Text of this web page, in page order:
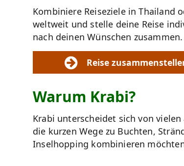
Kombiniere Reiseziele in Thailand
weltweit und stelle deine Reise
nach deinen Wünschen zusammen.
Reise
Warum Krabi?
Krabi unterscheidet sich von
die kurzen Wege zu Buchten,
Inselhopping kombinieren